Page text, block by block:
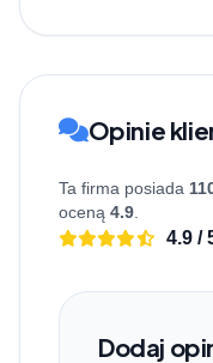
Opinie
Ta firma posiada
oceną 4.9
4.9 /
Dodaj